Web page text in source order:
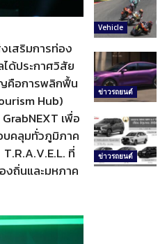
เสริมการท่อง
ด้ประกาศวิสัย
คือการพลิกฟื้น
Hub)
เพื่อ
บคลุมทั่วภูมิภาค
T.R.A.V.E.L. ที่
งถิ่นและมหภาค
Vehicle
ข่าวรถยนต์
ข่าวรถยนต์